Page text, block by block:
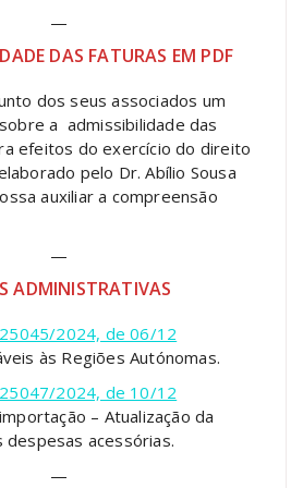
—
DAS FATURAS EM PDF
dos seus associados um
a admissibilidade das
efeitos do exercício do direito
pelo Dr. Abílio Sousa
auxiliar a compreensão
—
ADMINISTRATIVAS
2024, de 06/12
às Regiões Autónomas.
2024, de 10/12
– Atualização da
acessórias.
—